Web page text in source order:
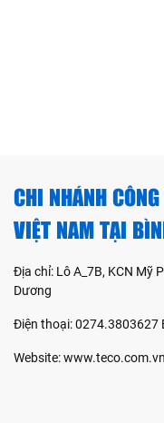
CHI NHÁNH
VIỆT NAM TẠI
Địa chỉ: Lô A_7B, KCN Mỹ
Dương
Điện thoại: 0274.3803627
Website: www.teco.com.vn